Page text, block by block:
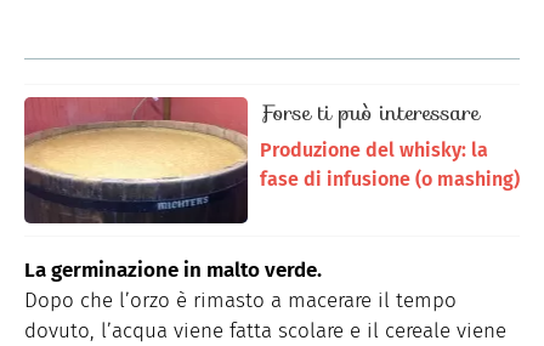
Forse ti può interessare
Produzione del whisky: la
fase di infusione (o mashing)
La germinazione in malto verde.
Dopo che l’orzo è rimasto a macerare il tempo
dovuto, l’acqua viene fatta scolare e il cereale viene